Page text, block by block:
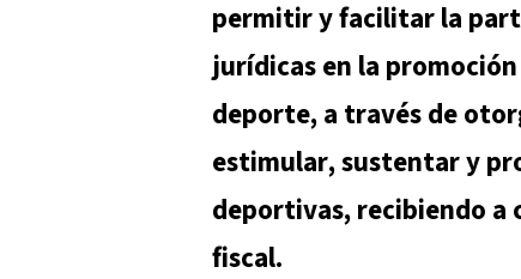
permitir y facilitar la
jurídicas en la
deporte, a través de
estimular, sustentar y
deportivas, recibiendo a
fiscal.